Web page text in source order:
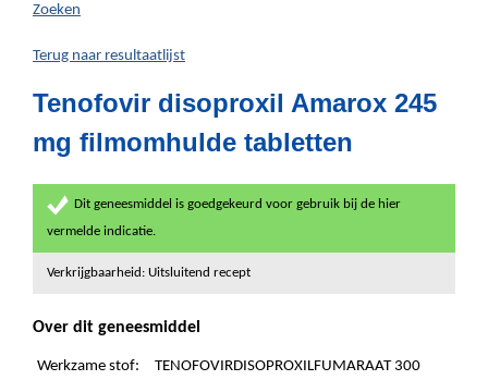
hier:
Zoeken
Terug naar resultaatlijst
Tenofovir disoproxil Amarox 245
mg filmomhulde tabletten
Dit geneesmiddel is goedgekeurd voor gebruik bij de hier
vermelde indicatie.
Verkrijgbaarheid: Uitsluitend recept
Over dit geneesmiddel
Werkzame stof:
TENOFOVIRDISOPROXILFUMARAAT 300